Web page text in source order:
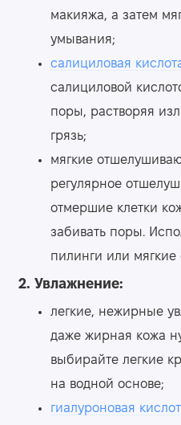
макияжа, а затем
умывания;
салициловая
салициловой
поры, растворяя
грязь;
мягкие
регулярное
отмершие клетки
забивать поры.
пилинги или мягкие
2. Увлажнение:
легкие, нежирные
даже жирная кожа
выбирайте легкие
на водной основе;
гиалуроновая